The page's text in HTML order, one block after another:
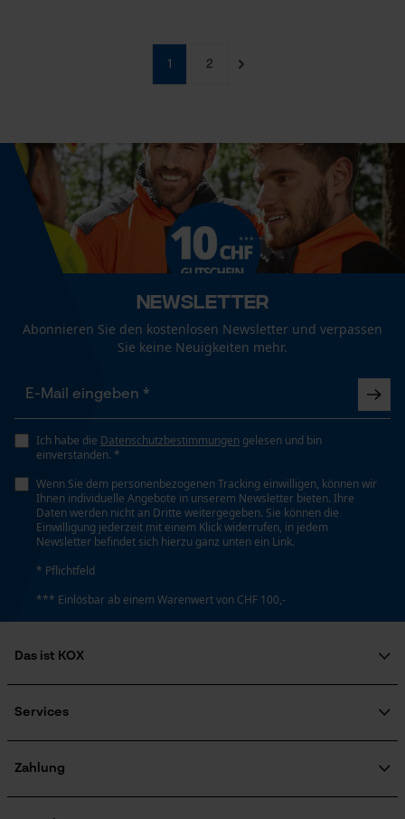
1 2
Newsletter
Abonnieren Sie den kostenlosen Newsletter und verpassen
Sie keine Neuigkeiten mehr.
Ich habe die Datenschutzbestimmungen gelesen und bin
einverstanden. *
Wenn Sie dem personenbezogenen Tracking einwilligen, können wir
Ihnen individuelle Angebote in unserem Newsletter bieten. Ihre
Daten werden nicht an Dritte weitergegeben. Sie können die
Einwilligung jederzeit mit einem Klick widerrufen, in jedem
Newsletter befindet sich hierzu ganz unten ein Link.
* Pflichtfeld
*** Einlösbar ab einem Warenwert von CHF 100,-
Das ist KOX
Soziales Engagement
Newsletter-Anmeldung
Services
Zertifizierte Qualität von KOX
Zahlung
Econda Analytics
Funktionale Cookies
Loop54 Personalization
Personalisierte Startseite
Gespeicherter Warenkorb
Persönliche Begrüßung
Geo-IP und User Detection
YouTube-Videos
Google Maps
Marketing Cookies